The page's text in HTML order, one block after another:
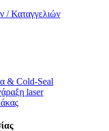
Καταγγελιών
& Cold-Seal
laser